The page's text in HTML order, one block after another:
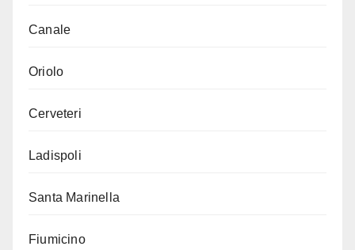
Canale
Oriolo
Cerveteri
Ladispoli
Santa Marinella
Fiumicino